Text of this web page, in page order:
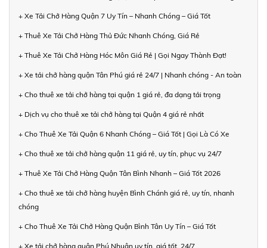
+ Xe Tải Chở Hàng Quận 7 Uy Tín – Nhanh Chóng – Giá Tốt
+ Thuê Xe Tải Chở Hàng Thủ Đức Nhanh Chóng, Giá Rẻ
+ Thuê Xe Tải Chở Hàng Hóc Môn Giá Rẻ | Gọi Ngay Thành Đạt!
+ Xe tải chở hàng quận Tân Phú giá rẻ 24/7 | Nhanh chóng - An toàn
+ Cho thuê xe tải chở hàng tại quận 1 giá rẻ, đa dạng tải trọng
+ Dịch vụ cho thuê xe tải chở hàng tại Quận 4 giá rẻ nhất
+ Cho Thuê Xe Tải Quận 6 Nhanh Chóng – Giá Tốt | Gọi Là Có Xe
+ Cho thuê xe tải chở hàng quận 11 giá rẻ, uy tín, phục vụ 24/7
+ Thuê Xe Tải Chở Hàng Quận Tân Bình Nhanh – Giá Tốt 2026
+ Cho thuê xe tải chở hàng huyện Bình Chánh giá rẻ, uy tín, nhanh
chóng
+ Cho Thuê Xe Tải Chở Hàng Quận Bình Tân Uy Tín – Giá Tốt
+ Xe tải chở hàng quận Phú Nhuận uy tín, giá tốt, 24/7